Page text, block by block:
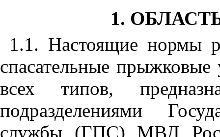
1.
1.1. Настоящие нормы
спасательные прыжковые
всех типов,
подразделениями
службы (ГПС) МВД